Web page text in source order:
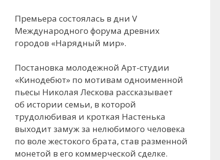
Премьера состоялась в дни V
Международного форума древних
городов «Нарядный мир».
Постановка молодежной Арт-студии
«Кинодебют» по мотивам одноименной
пьесы Николая Лескова рассказывает
об истории семьи, в которой
трудолюбивая и кроткая Настенька
выходит замуж за нелюбимого человека
по воле жестокого брата, став разменной
монетой в его коммерческой сделке.